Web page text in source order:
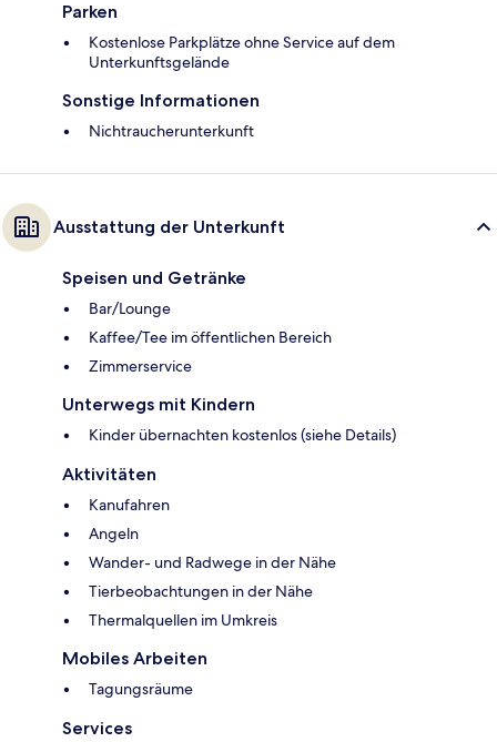
Parken
Kostenlose Parkplätze ohne Service auf dem
Unterkunftsgelände
Sonstige Informationen
Nichtraucherunterkunft
Ausstattung der Unterkunft
Speisen und Getränke
Bar/Lounge
Kaffee/Tee im öffentlichen Bereich
Zimmerservice
Unterwegs mit Kindern
Kinder übernachten kostenlos (siehe Details)
Aktivitäten
Kanufahren
Angeln
Wander- und Radwege in der Nähe
Tierbeobachtungen in der Nähe
Thermalquellen im Umkreis
Mobiles Arbeiten
Tagungsräume
Services